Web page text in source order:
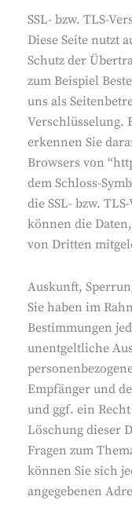
SSL- bzw. TLS-
Diese Seite nutzt
Schutz der
zum Beispiel
uns als
Verschlüsselung.
erkennen Sie
Browsers von
dem Schloss-
die SSL- bzw.
können die
von Dritten
Auskunft,
Sie haben im
Bestimmungen
unentgeltliche
Empfänger und
und ggf. ein
Löschung dieser
Fragen zum
können Sie sich
angegebenen